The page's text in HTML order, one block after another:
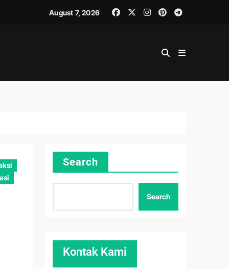
August 7, 2026
Search
Search
Kontak Kami